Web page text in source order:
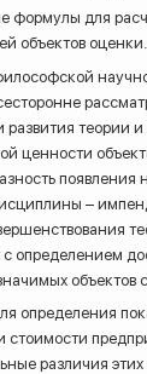
формулы для
объектов оценки.
теории и
ценности
появления
–
определением
объектов
определения
стоимости
различия этих